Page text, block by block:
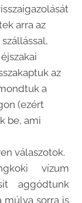
arra az
az
a
(ezért
be, ami
válaszotok.
vízum
aggódtunk
múlva sorra is